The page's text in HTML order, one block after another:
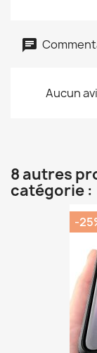
Aucun
8 autres
catégorie :
-